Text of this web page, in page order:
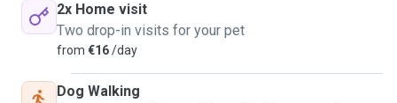
Wir freuen uns auf deine Meldung.
Liebe Grüße
2x Home visit
Two drop-in visits for your pet
from €16/day
Dog Walking